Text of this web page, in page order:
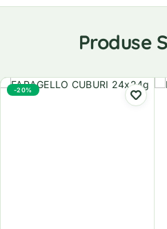
Produse
-20%